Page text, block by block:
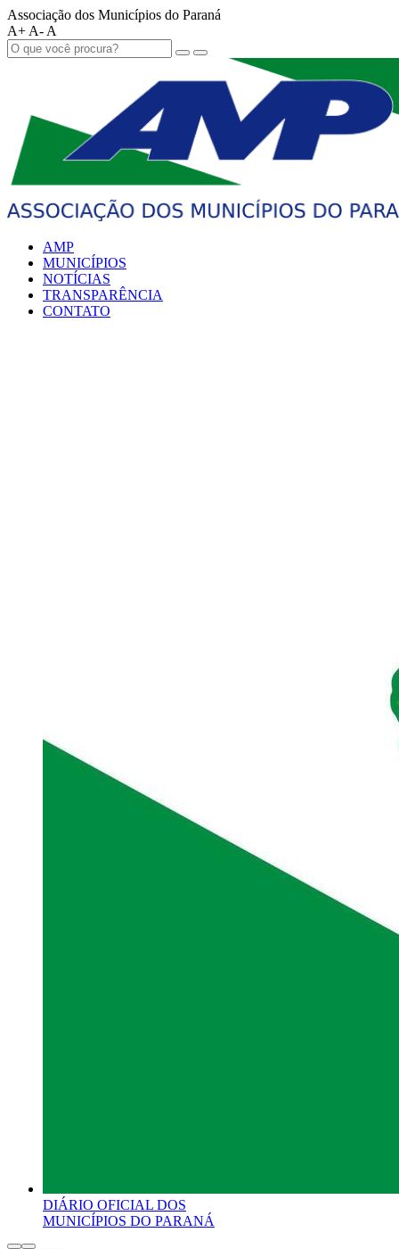
Associação dos Municípios do Paraná
A+ A- A
AMP
MUNICÍPIOS
NOTÍCIAS
TRANSPARÊNCIA
CONTATO
DIÁRIO OFICIAL DOS
MUNICÍPIOS DO PARANÁ